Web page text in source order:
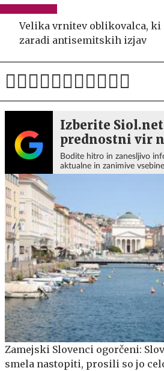
Velika vrnitev oblikovalca, ki
zaradi antisemitskih izjav
Izberite Siol.net
prednostni vir
Bodite hitro in zanesljivo
aktualne in zanimive
Zamejski Slovenci ogorčeni:
smela nastopiti, prosili so jo